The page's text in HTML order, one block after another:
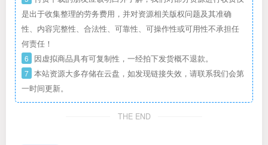
是出于收集整理的劳务费用，并对资源相关版权问题及其准确
性、内容完整性、合法性、可靠性、可操作性或可用性不承担任
何责任！
6 因虚拟商品具有可复制性，一经拍下发货概不退款。
7 本站资源大多存储在云盘，如发现链接失效，请联系我们会第
一时间更新。
THE END